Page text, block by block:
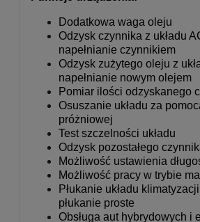
Dodatkowa waga oleju
Odzysk czynnika z układu
napełnianie czynnikiem
Odzysk zużytego oleju z
napełnianie nowym olejem
Pomiar ilości odzyskanego
Osuszanie układu za
próżniowej
Test szczelności układu
Odzysk pozostałego
Możliwość ustawienia
Możliwość pracy w trybie
Płukanie układu
płukanie proste
Obsługa aut hybrydowych i